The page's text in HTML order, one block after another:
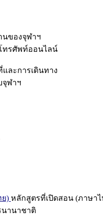
นของจุฬาฯ
ทรศัพท์ออนไลน์
และการเดินทาง
จุฬาฯ
) หลักสูตรที่เปิดสอน (ภาษาไ
านาชาติ